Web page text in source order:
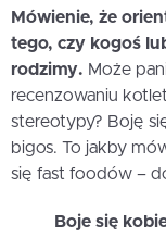
Mówienie, że
tego, czy kogoś
rodzimy. Może
recenzowaniu
stereotypy? Boję
bigos. To jakby
się fast foodów –
Boje się